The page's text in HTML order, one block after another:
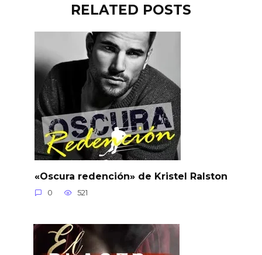
RELATED POSTS
«Oscura redención» de Kristel Ralston
0 521